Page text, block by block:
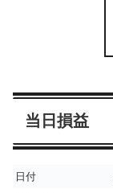
当日損益
日付